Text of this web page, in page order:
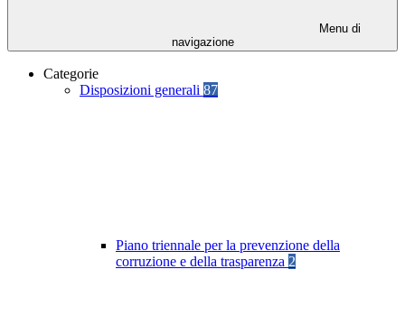
Menu di
navigazione
Categorie
Disposizioni generali 87
Piano triennale per la prevenzione della
corruzione e della trasparenza 2